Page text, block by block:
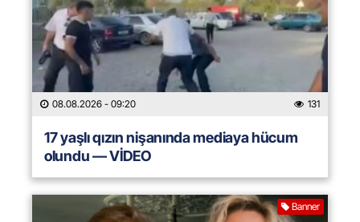
08.08.2026 - 09:20 131
17 yaşlı qızın nişanında mediaya hücum
olundu — VİDEO
Banner